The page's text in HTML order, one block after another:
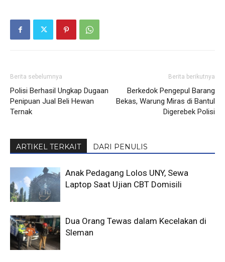
Berita sebelumnya
Polisi Berhasil Ungkap Dugaan
Penipuan Jual Beli Hewan
Ternak
Berita berikutnya
Berkedok Pengepul Barang
Bekas, Warung Miras di Bantul
Digerebek Polisi
ARTIKEL TERKAIT DARI PENULIS
Anak Pedagang Lolos UNY, Sewa
Laptop Saat Ujian CBT Domisili
Dua Orang Tewas dalam Kecelakan di
Sleman